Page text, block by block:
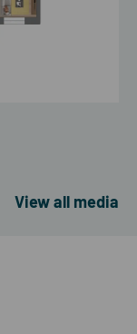
View all media